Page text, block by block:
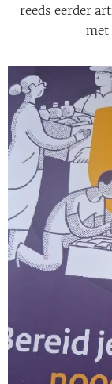
reeds eerder
met